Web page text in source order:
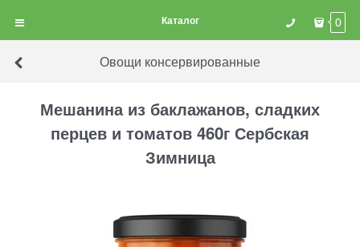
Каталог 0
Овощи консервированные
Мешанина из баклажанов, сладких
перцев и томатов 460г Сербская
Зимница